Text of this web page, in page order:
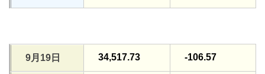
9月19日 34,517.73 -106.57